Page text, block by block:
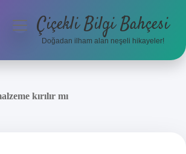
menüyüÇiçekli Bilgi Bahçesi
Doğadan ilham alan neşeli hikayeler!
kırılır mı